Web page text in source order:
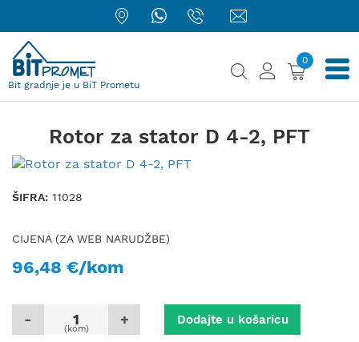
Bit gradnje je u BiT Prometu
0
Rotor za stator D 4-2, PFT
ŠIFRA: 11028
CIJENA (ZA WEB NARUDŽBE)
96,48 €/kom
- +
(kom)
Dodajte u košaricu